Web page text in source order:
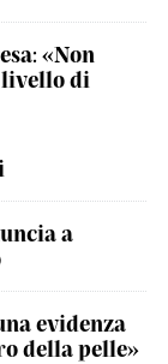
«Non
di
a
evidenza
della pelle»